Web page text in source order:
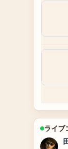
ライブ